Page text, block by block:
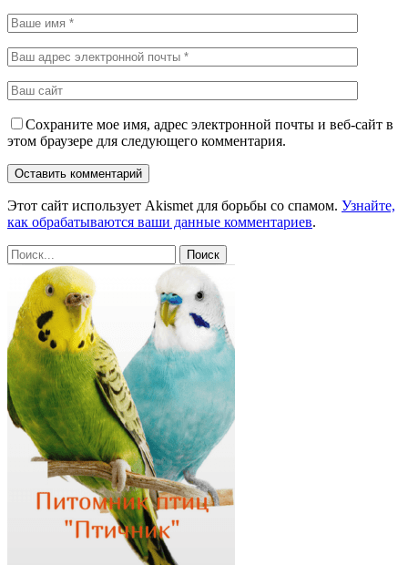
Сохраните мое имя, адрес электронной почты и веб-сайт в
этом браузере для следующего комментария.
Этот сайт использует Akismet для борьбы со спамом. Узнайте,
как обрабатываются ваши данные комментариев.